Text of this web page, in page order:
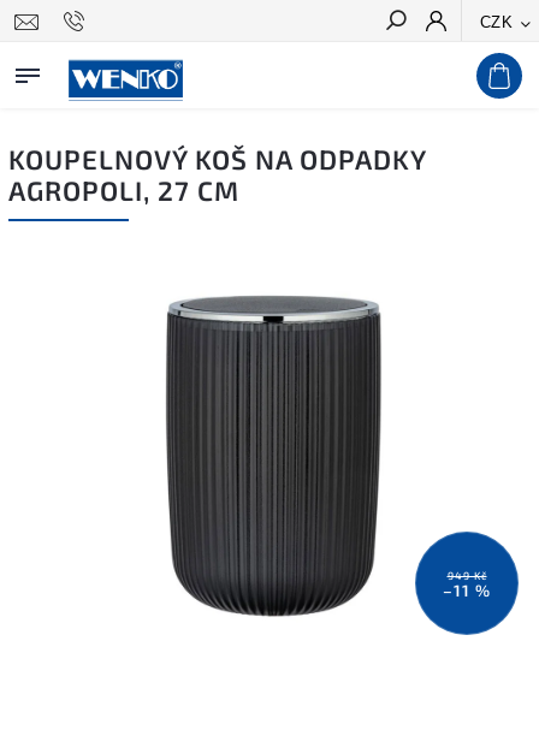
CZK
Hledat
KOUPELNOVÝ KOŠ NA ODPADKY
AGROPOLI, 27 CM
949 Kč
–11 %